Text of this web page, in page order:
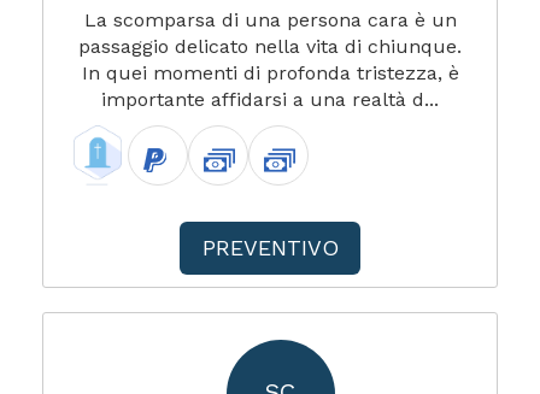
La scomparsa di una persona cara è un
passaggio delicato nella vita di chiunque.
In quei momenti di profonda tristezza, è
importante affidarsi a una realtà d...
PREVENTIVO